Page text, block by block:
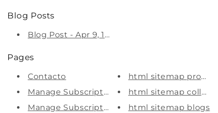
Blog Posts
Blog Post - Apr 9, 18:46:24
Pages
Contacto
Manage Subscription
Manage Subscription
html sitemap
html sitemap
html sitemap blogs